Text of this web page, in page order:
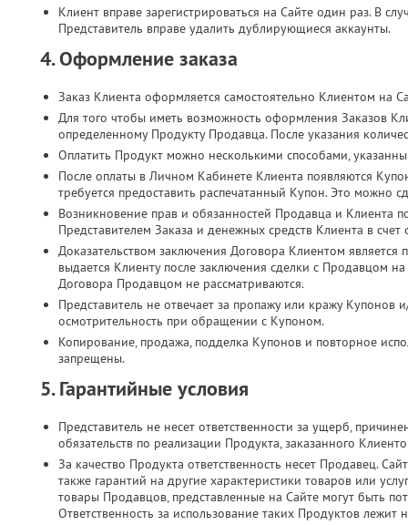
Клиент вправе зарегистрироваться на Сайте один раз. В
Представитель вправе удалить дублирующиеся аккаунты.
4. Оформление заказа
Заказ Клиента оформляется самостоятельно Клиентом на
Для того чтобы иметь возможность оформления Заказов
определенному Продукту Продавца. После указания
Оплатить Продукт можно несколькими способами,
После оплаты в Личном Кабинете Клиента появляются
требуется предоставить распечатанный Купон. Это можно
Возникновение прав и обязанностей Продавца и Клиента
Представителем Заказа и денежных средств Клиента в
Доказательством заключения Договора Клиентом
выдается Клиенту после заключения сделки с Продавцом
Договора Продавцом не рассматриваются.
Представитель не отвечает за пропажу или кражу
осмотрительность при обращении с Купоном.
Копирование, продажа, подделка Купонов и повторное
запрещены.
5. Гарантийные условия
Представитель не несет ответственности за ущерб,
обязательств по реализации Продукта, заказанного
За качество Продукта ответственность несет Продавец.
также гарантий на другие характеристики товаров или
товары Продавцов, представленные на Сайте могут быть
Ответственность за использование таких Продуктов лежит